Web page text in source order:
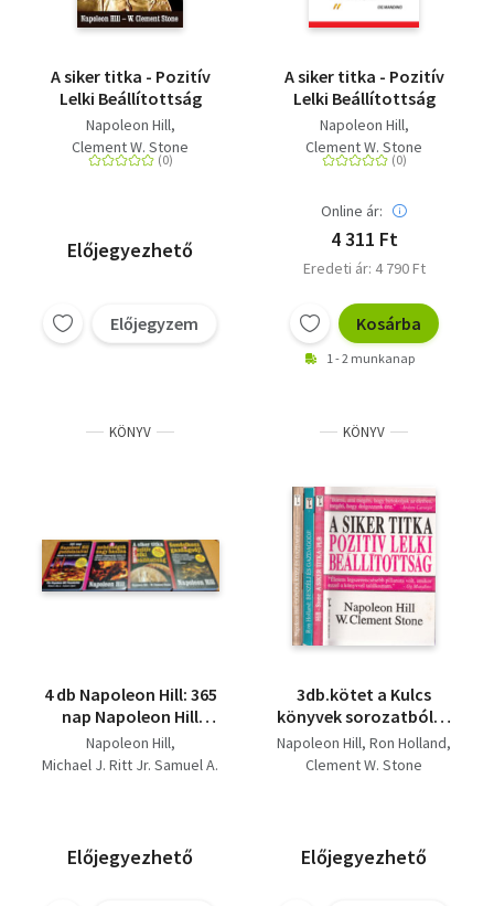
A siker titka - Pozitív
Lelki Beállítottság
Napoleon Hill
Clement W. Stone
Előjegyezhető
Előjegyzem
A siker titka - Pozitív
Lelki Beállítottság
Napoleon Hill
Clement W. Stone
Online ár:
4 311 Ft
Eredeti ár: 4 790 Ft
Kosárba
1 - 2 munkanap
KÖNYV
4 db Napoleon Hill: 365
nap Napoleon Hill
gondolataival + A
nehézségek nagy
Gondolkozz és
gazdagodj!
Napoleon Hill
Michael J. Ritt Jr. Samuel A.
Előjegyezhető
KÖNYV
3db.kötet a Kulcs
könyvek sorozatból: A
siker titka - pozitív
lelki beállítottság +
Napoleon Hill Ron Holland
Clement W. Stone
Előjegyezhető